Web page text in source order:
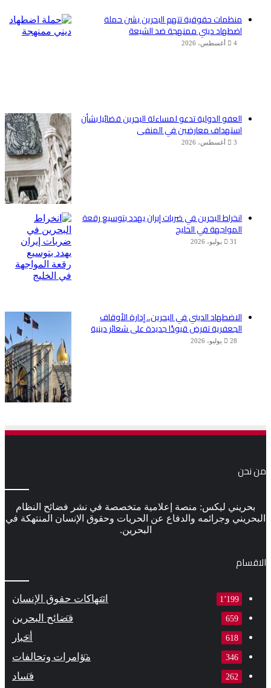
منظمات حقوقية تتهم البحرين بشن حملة
اضطهاد ديني ممنهجة ضد الشيعة
4 أغسطس، 2026
العفو الدولية تدعو لمساءلة البحرين قضائيا بشأن
استهداف معارضين في المنفى
3 أغسطس، 2026
انخراط البحرين في ضربات إيران يهدد بتوسيع رقعة
المواجهة في الخليج
31 يوليو، 2026
الاضطهاد الديني في البحرين.. إدارة الأوقاف
الجعفرية تفرض قيودًا جديدة على شعائر دينية
28 يوليو، 2026
من نحن
بحريني ليكس: منصة إعلامية متخصصة في نشر فضائح النظام
البحريني وجرائمه والدفاع عن الحريات وحقوق الإنسان المنتهكة في
البحرين.
الاقسام
انتهاكات حقوق الإنسان 1٬199
فضائح البحرين 659
أخبار 618
مؤامرات وتحالفات 346
فساد 262